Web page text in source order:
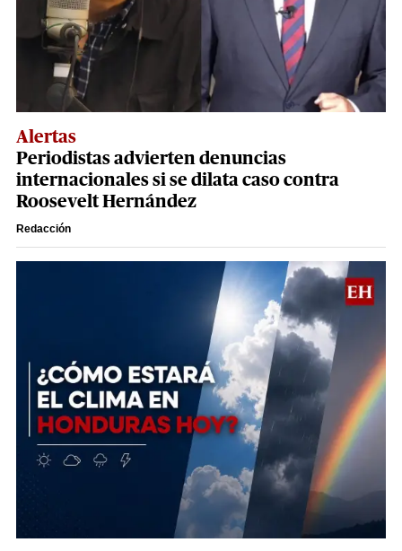
Alertas
Periodistas advierten denuncias
internacionales si se dilata caso contra
Roosevelt Hernández
Redacción